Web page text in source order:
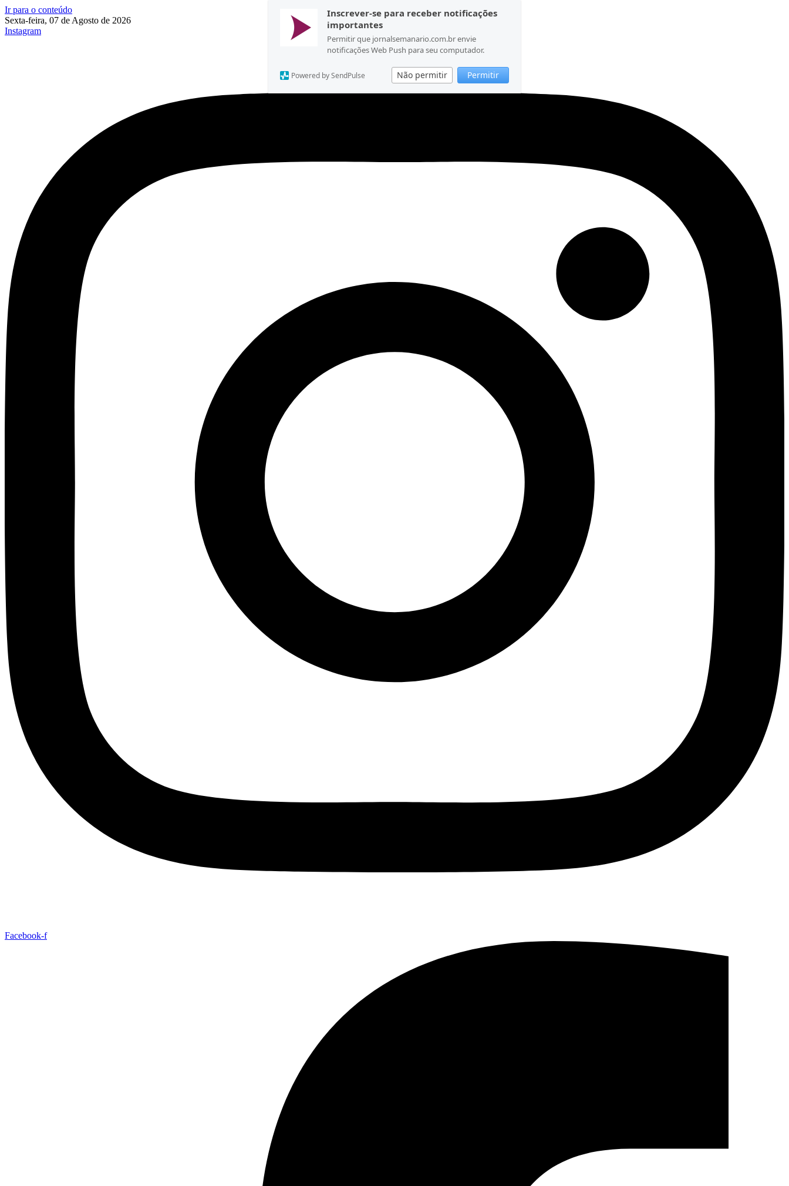
Inscrever-se para receber notificações
importantes
Permitir que jornalsemanario.com.br envie
notificações Web Push para seu computador.
Não permitir Permitir
Powered by SendPulse
Ir para o conteúdo
Sexta-feira, 07 de Agosto de 2026
Instagram
Facebook-f